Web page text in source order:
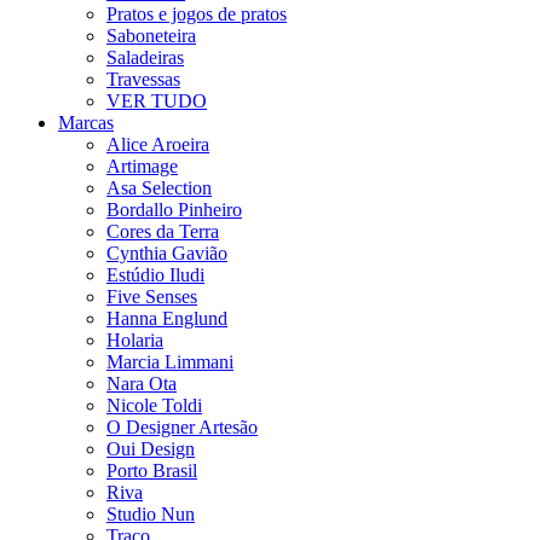
Pratos e jogos de pratos
Saboneteira
Saladeiras
Travessas
VER TUDO
Marcas
Alice Aroeira
Artimage
Asa Selection
Bordallo Pinheiro
Cores da Terra
Cynthia Gavião
Estúdio Iludi
Five Senses
Hanna Englund
Holaria
Marcia Limmani
Nara Ota
Nicole Toldi
O Designer Artesão
Oui Design
Porto Brasil
Riva
Studio Nun